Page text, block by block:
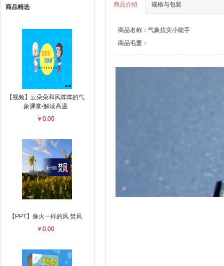
商品精选
【视频】云朵朵和风阵阵的气
象课堂-解读高温
￥0.00
【PPT】像火一样的风 焚风
￥0.00
商品介绍 规格与包装
商品名称：气象抗灾小能手
商品毛重：